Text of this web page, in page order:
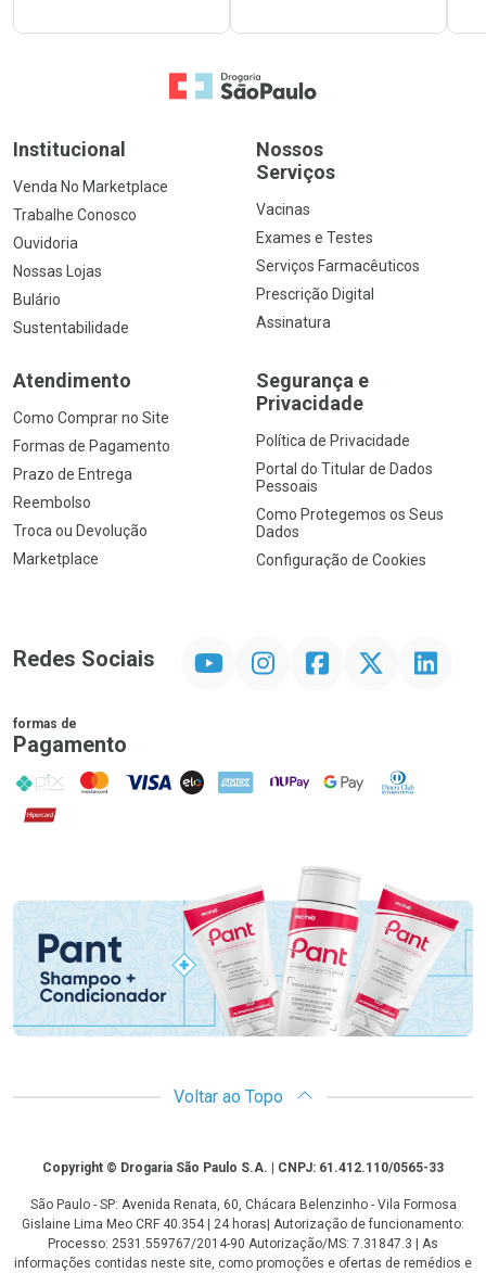
Ir para a Home
Institucional
Venda No Marketplace
Trabalhe Conosco
Ouvidoria
Nossas Lojas
Bulário
Sustentabilidade
Nossos
Serviços
Vacinas
Exames e Testes
Serviços Farmacêuticos
Prescrição Digital
Assinatura
Atendimento
Como Comprar no Site
Formas de Pagamento
Prazo de Entrega
Reembolso
Troca ou Devolução
Marketplace
Segurança e
Privacidade
Política de Privacidade
Portal do Titular de Dados
Pessoais
Como Protegemos os Seus
Dados
Configuração de Cookies
Redes Sociais InstagramFacebook Linkedin
formas de
Pagamento
PIX MasterCard
VISA ELO AMEX NuPay Google PayDiners Club
Hipercard
Promoção em Destaque
Voltar ao Topo
CopyrightCopyright © Drogaria São Paulo S.A. | CNPJ: 61.412.110/0565-33
São Paulo - SP: Avenida Renata, 60, Chácara Belenzinho - Vila Formosa
Gislaine Lima Meo CRF 40.354 | 24 horas| Autorização de funcionamento:
Processo: 2531.559767/2014-90 Autorização/MS: 7.31847.3 | As
informações contidas neste site, como promoções e ofertas de remédios e